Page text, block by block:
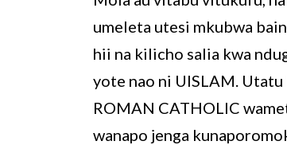
umeleta utesi mkubwa
hii na kilicho salia kwa
yote nao ni UISLAM.
ROMAN CATHOLIC
wanapo jenga